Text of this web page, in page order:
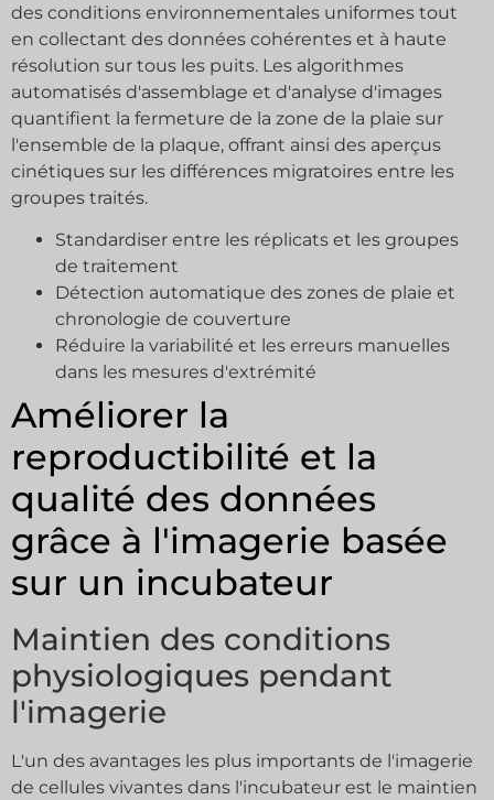
des conditions environnementales uniformes tout
en collectant des données cohérentes et à haute
résolution sur tous les puits. Les algorithmes
automatisés d'assemblage et d'analyse d'images
quantifient la fermeture de la zone de la plaie sur
l'ensemble de la plaque, offrant ainsi des aperçus
cinétiques sur les différences migratoires entre les
groupes traités.
Standardiser entre les réplicats et les groupes
de traitement
Détection automatique des zones de plaie et
chronologie de couverture
Réduire la variabilité et les erreurs manuelles
dans les mesures d'extrémité
Améliorer la
reproductibilité et la
qualité des données
grâce à l'imagerie basée
sur un incubateur
Maintien des conditions
physiologiques pendant
l'imagerie
L'un des avantages les plus importants de l'imagerie
de cellules vivantes dans l'incubateur est le maintien